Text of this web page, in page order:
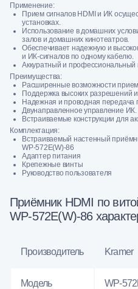
Применение:
Прием сигналов HDMI и ИК
установках.
Использование в домашних
залов и домашних кинотеатров.
Обеспечивает надежную и
и ИК-сигналов по одному кабелю.
Аккуратный и профессиональный
Преимущества:
Расширенные возможности
Поддержка высоких разрешений и
Надежная и проводная передача
Двунаправленное управление ИК.
Встраиваемые конструкции для
Комплектация:
Встраиваемый настенный
WP-572E(W)-86
Адаптер питания
Крепежные винты
Руководство пользователя
Приёмник HDMI по
WP-572E(W)-86
Производитель Kramer
Модель WP-